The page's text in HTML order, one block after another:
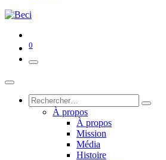
0
À propos
À propos
Mission
Média
Histoire